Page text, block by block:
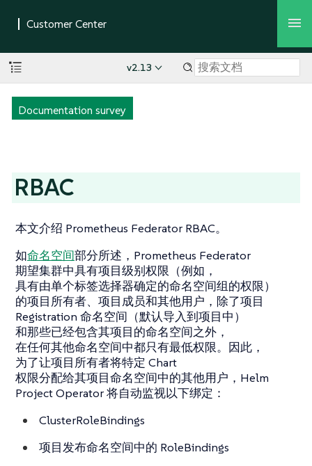
v2.13
Documentation survey
RBAC
本文介绍 Prometheus Federator RBAC。
如命名空间部分所述，Prometheus Federator
期望集群中具有项目级别权限（例如，
具有由单个标签选择器确定的命名空间组的权限）
的项目所有者、项目成员和其他用户，除了项目
Registration 命名空间（默认导入到项目中）
和那些已经包含其项目的命名空间之外，
在任何其他命名空间中都只有最低权限。因此，
为了让项目所有者将特定 Chart
权限分配给其项目命名空间中的其他用户，Helm
Project Operator 将自动监视以下绑定：
ClusterRoleBindings
项目发布命名空​​间中的 RoleBindings